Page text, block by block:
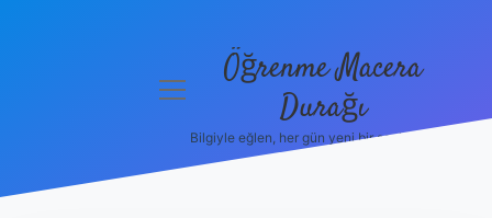
menüyü Öğrenme Macera
Durağı
Bilgiyle eğlen, her gün yeni bir şeyler öğren!